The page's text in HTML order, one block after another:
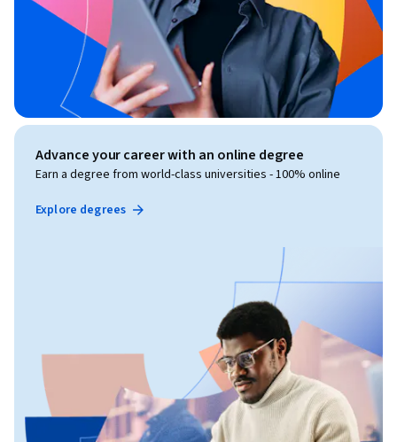
Advance your career with an online degree
Earn a degree from world-class universities - 100% online
Explore degrees